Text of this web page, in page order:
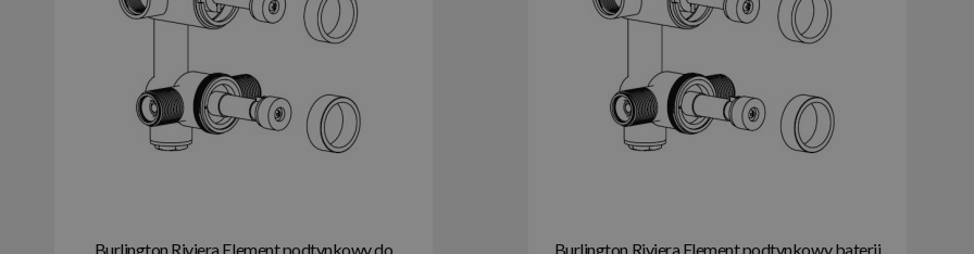
Burlington Riviera Element podtynkowy do
Burlington Riviera Element podtynkowy baterii